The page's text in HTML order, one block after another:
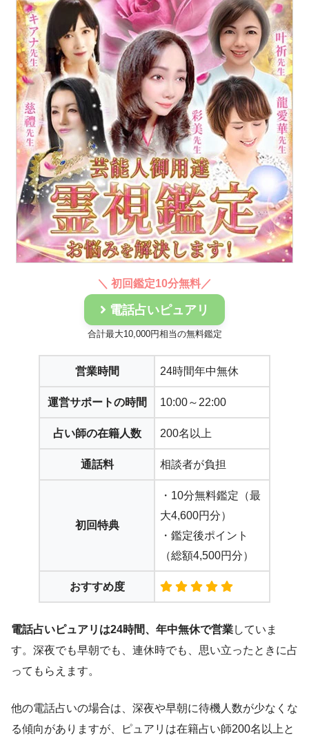
＼ 初回鑑定10分無料／
電話占いピュアリ
合計最大10,000円相当の無料鑑定
営業時間 24時間年中無休
運営サポートの時間 10:00～22:00
占い師の在籍人数 200名以上
通話料 相談者が負担
初回特典
・10分無料鑑定（最
大4,600円分）
・鑑定後ポイント
（総額4,500円分）
おすすめ度
電話占いピュアリは24時間、年中無休で営業していま
す。深夜でも早朝でも、連休時でも、思い立ったときに占
ってもらえます。
他の電話占いの場合は、深夜や早朝に待機人数が少なくな
る傾向がありますが、ピュアリは在籍占い師200名以上と